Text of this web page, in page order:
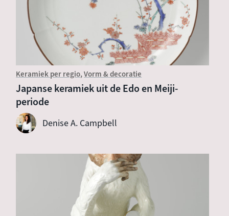
Keramiek per regio Vorm & decoratie
Japanse keramiek uit de Edo en Meiji-
periode
Denise A. Campbell